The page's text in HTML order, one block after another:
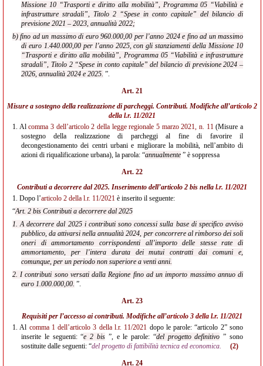
Missione 10 “Trasporti e diritto alla mobilità”, Programma 05 “Viabilità e
infrastrutture stradali”, Titolo 2 “Spese in conto capitale” del bilancio di
previsione 2021 – 2023, annualità 2022;
b) fino ad un massimo di euro 960.000,00 per l’anno 2024 e fino ad un massimo
di euro 1.440.000,00 per l’anno 2025, con gli stanziamenti della Missione 10
“Trasporti e diritto alla mobilità”, Programma 05 “Viabilità e infrastrutture
stradali”, Titolo 2 “Spese in conto capitale” del bilancio di previsione 2024 –
2026, annualità 2024 e 2025. ”.
Art. 21
Misure a sostegno della realizzazione di parcheggi. Contributi. Modifiche all’articolo 2
della l.r. 11/2021
1. Alcomma 3 dell’articolo 2 della legge regionale 5 marzo 2021, n. 11(Misure a
sostegno della realizzazione di parcheggi al fine di favorire il
decongestionamento dei centri urbani e migliorare la mobilità, nell’ambito di
azioni di riqualificazione urbana), la parola: “annualmente ” è soppressa
Art. 22
Contributi a decorrere dal 2025. Inserimento dell’articolo 2 bis nella l.r. 11/2021
1. Dopo l’articolo 2 della l.r. 11/2021 è inserito il seguente:
“Art. 2 bis Contributi a decorrere dal 2025
1. A decorrere dal 2025 i contributi sono concessi sulla base di specifico avviso
pubblico, da attivarsi nella annualità 2024, per concorrere al rimborso dei soli
oneri di ammortamento corrispondenti all’importo delle stesse rate di
ammortamento, per l’intera durata dei mutui contratti dai comuni e,
comunque, per un periodo non superiore a venti anni.
2. I contributi sono versati dalla Regione fino ad un importo massimo annuo di
euro 1.000.000,00. ”.
Art. 23
Requisiti per l’accesso ai contributi. Modifiche all’articolo 3 della l.r. 11/2021
1. Al comma 1 dell’articolo 3 della l.r. 11/2021 dopo le parole: “articolo 2” sono
inserite le seguenti: “e 2 bis”, e le parole: “del progetto definitivo ” sono
sostituite dalle seguenti: “del progetto di fattibilità tecnica ed economica. (2)
Art. 24